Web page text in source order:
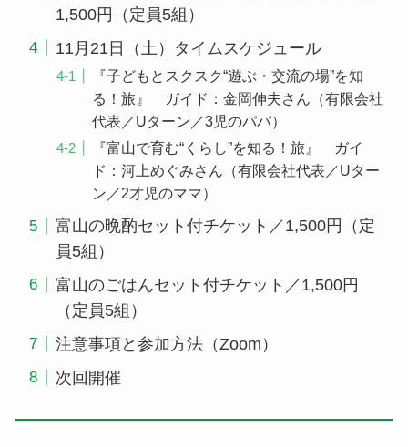
1,500円（定員5組）
11月21日（土）タイムスケジュール
『子どもとスクスク“遊ぶ・交流の場”を知
る！旅』 ガイド：金岡伸夫さん（有限会社
代表／Uターン／3児のパパ）
『富山で育む“くらし”を知る！旅』 ガイ
ド：河上めぐみさん（有限会社代表／Uター
ン／2才児のママ）
富山の晩酌セット付チケット／1,500円（定
員5組）
富山のごはんセット付チケット／1,500円
（定員5組）
注意事項と参加方法（Zoom）
次回開催